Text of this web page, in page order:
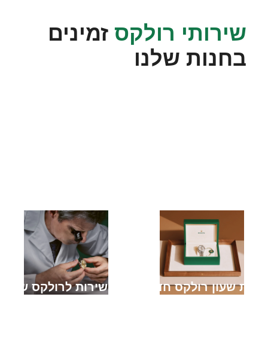
שירותי רולקסזמינים
בחנות שלנו
קניית שעון רולקס חדש מתן שירות לרולקס שלך